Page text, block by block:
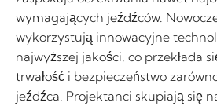
wymagających jeźdźców.
wykorzystują innowacyjne
najwyższej jakości, co przekłada
trwałość i bezpieczeństwo
jeźdźca. Projektanci skupiają się